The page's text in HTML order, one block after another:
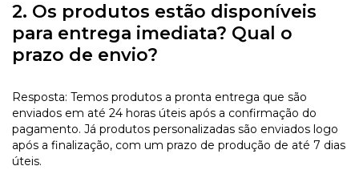
2. Os produtos estão disponíveis
para entrega imediata? Qual o
prazo de envio?
Resposta: Temos produtos a pronta entrega que são
enviados em até 24 horas úteis após a confirmação do
pagamento. Já produtos personalizadas são enviados logo
após a finalização, com um prazo de produção de até 7 dias
úteis.